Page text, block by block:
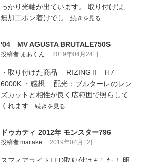
っかり光軸が出ています。 取り付けは、
無加工ポン着けでし.. 続きを見る
'04 MV AGUSTA BRUTALE750S
投稿者 まあくん 2019年04月24日
・取り付けた商品 RIZINGⅡ H7
6000K ・感想 配光：ブルターレのレン
ズカットと相性が良く広範囲で照らして
くれます.. 続きを見る
ドゥカティ 2012年 モンスター796
投稿者 maitake 2019年04月12日